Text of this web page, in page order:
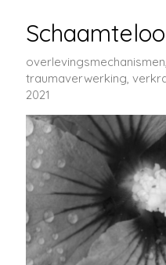
overlevingsmechanismen
traumaverwerking ,
2021